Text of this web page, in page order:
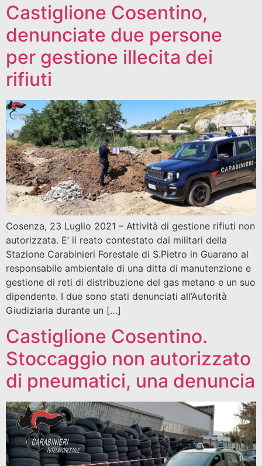
Castiglione Cosentino,
denunciate due persone
per gestione illecita dei
rifiuti
Cosenza, 23 Luglio 2021 – Attività di gestione rifiuti non
autorizzata. E’ il reato contestato dai militari della
Stazione Carabinieri Forestale di S.Pietro in Guarano al
responsabile ambientale di una ditta di manutenzione e
gestione di reti di distribuzione del gas metano e un suo
dipendente. I due sono stati denunciati all’Autorità
Giudiziaria durante un […]
Castiglione Cosentino.
Stoccaggio non autorizzato
di pneumatici, una denuncia